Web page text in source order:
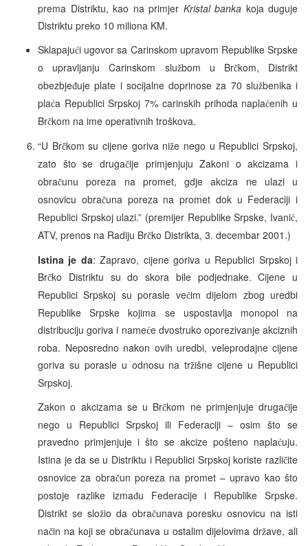
prema Distriktu, kao na primjer Kristal banka koja duguje
Distriktu preko 10 miliona KM.
Sklapajući ugovor sa Carinskom upravom Republike Srpske
o upravljanju Carinskom službom u Brčkom, Distrikt
obezbjeđuje plate i socijalne doprinose za 70 službenika i
plaća Republici Srpskoj 7% carinskih prihoda naplaćenih u
Brčkom na ime operativnih troškova.
“U Brčkom su cijene goriva niže nego u Republici Srpskoj,
zato što se drugačije primjenjuju Zakoni o akcizama i
obračunu poreza na promet, gdje akciza ne ulazi u
osnovicu obračuna poreza na promet dok u Federaciji i
Republici Srpskoj ulazi.” (premijer Republike Srpske, Ivanić,
ATV, prenos na Radiju Brčko Distrikta, 3. decembar 2001.)
Istina je da: Zapravo, cijene goriva u Republici Srpskoj i
Brčko Distriktu su do skora bile podjednake. Cijene u
Republici Srpskoj su porasle većim dijelom zbog uredbi
Republike Srpske kojima se uspostavlja monopol na
distribuciju goriva i nameće dvostruko oporezivanje akciznih
roba. Neposredno nakon ovih uredbi, veleprodajne cijene
goriva su porasle u odnosu na tržišne cijene u Republici
Srpskoj.
Zakon o akcizama se u Brčkom ne primjenjuje drugačije
nego u Republici Srpskoj ili Federaciji – osim što se
pravedno primjenjuje i što se akcize pošteno naplaćuju.
Istina je da se u Distriktu i Republici Srpskoj koriste različite
osnovice za obračun poreza na promet – upravo kao što
postoje razlike izmađu Federacije i Republike Srpske.
Distrikt se složio da obračunava poresku osnovicu na isti
način na koji se obračunava u ostalim dijelovima države, ali